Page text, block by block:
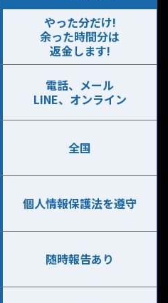
やった分だけ!
余った時間分は
返金します!
電話、メール
LINE、オンライン
全国
個人情報保護法を遵守
随時報告あり